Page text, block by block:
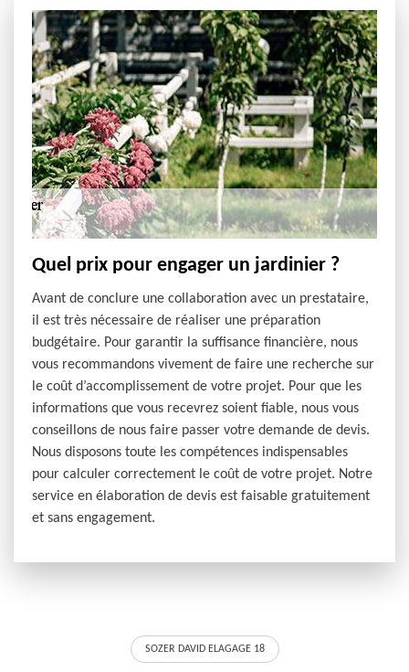
Quel prix pour engager un jardinier ?
Avant de conclure une collaboration avec un prestataire,
il est très nécessaire de réaliser une préparation
budgétaire. Pour garantir la suffisance financière, nous
vous recommandons vivement de faire une recherche sur
le coût d’accomplissement de votre projet. Pour que les
informations que vous recevrez soient fiable, nous vous
conseillons de nous faire passer votre demande de devis.
Nous disposons toute les compétences indispensables
pour calculer correctement le coût de votre projet. Notre
service en élaboration de devis est faisable gratuitement
et sans engagement.
SOZER DAVID ELAGAGE 18